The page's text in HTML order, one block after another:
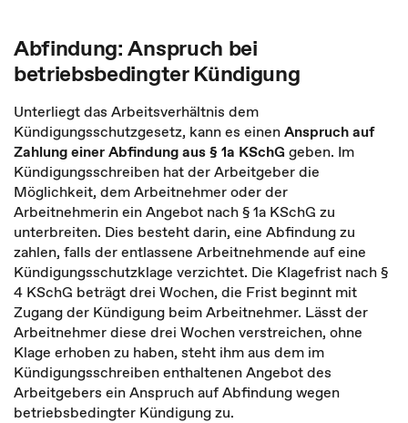
Abfindung: Anspruch bei
betriebsbedingter Kündigung
Unterliegt das Arbeitsverhältnis dem
Kündigungsschutzgesetz, kann es einenAnspruch auf
Zahlung einer Abfindung aus § 1a KSchG geben. Im
Kündigungsschreiben hat der Arbeitgeber die
Möglichkeit, dem Arbeitnehmer oder der
Arbeitnehmerin ein Angebot nach § 1a KSchG zu
unterbreiten. Dies besteht darin, eine Abfindung zu
zahlen, falls der entlassene Arbeitnehmende auf eine
Kündigungsschutzklage verzichtet. Die Klagefrist nach §
4 KSchG beträgt drei Wochen, die Frist beginnt mit
Zugang der Kündigung beim Arbeitnehmer. Lässt der
Arbeitnehmer diese drei Wochen verstreichen, ohne
Klage erhoben zu haben, steht ihm aus dem im
Kündigungsschreiben enthaltenen Angebot des
Arbeitgebers ein Anspruch auf Abfindung wegen
betriebsbedingter Kündigung zu.